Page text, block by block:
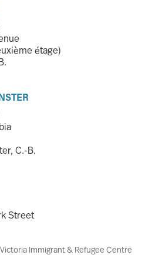
étage)
C.-B.
Street
Immigrant & Refugee Centre